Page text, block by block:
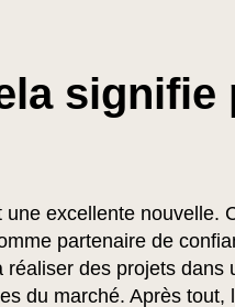
signifie
une excellente nouvelle.
partenaire de
réaliser des projets dans
du marché. Après